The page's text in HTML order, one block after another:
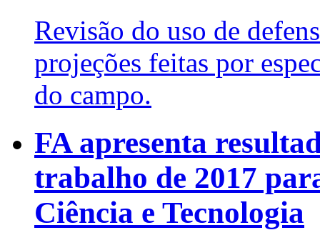
Revisão do uso de
projeções feitas por
do campo.
FA apresenta
trabalho de 2017
Ciência e Tecnologia